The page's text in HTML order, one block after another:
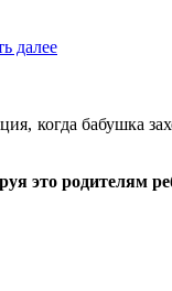
когда бабушка
это родителям